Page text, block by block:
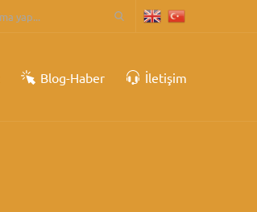
Blog-Haber İletişim